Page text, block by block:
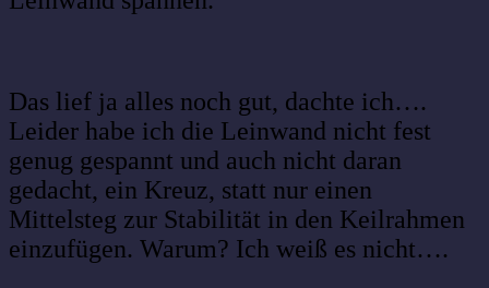
Das lief ja alles noch gut, dachte ich….
Leider habe ich die Leinwand nicht fest
genug gespannt und auch nicht daran
gedacht, ein Kreuz, statt nur einen
Mittelsteg zur Stabilität in den Keilrahmen
einzufügen. Warum? Ich weiß es nicht….